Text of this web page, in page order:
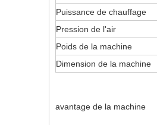
Puissance de chauffage
Pression de l'air
Poids de la machine
Dimension de la machine
avantage de la machine